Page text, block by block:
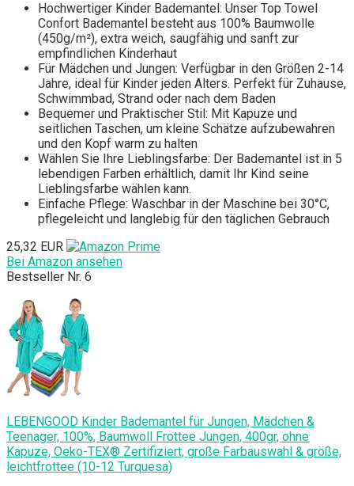
Hochwertiger Kinder Bademantel: Unser Top Towel
Confort Bademantel besteht aus 100% Baumwolle
(450g/m²), extra weich, saugfähig und sanft zur
empfindlichen Kinderhaut
Für Mädchen und Jungen: Verfügbar in den Größen 2-14
Jahre, ideal für Kinder jeden Alters. Perfekt für Zuhause,
Schwimmbad, Strand oder nach dem Baden
Bequemer und Praktischer Stil: Mit Kapuze und
seitlichen Taschen, um kleine Schätze aufzubewahren
und den Kopf warm zu halten
Wählen Sie Ihre Lieblingsfarbe: Der Bademantel ist in 5
lebendigen Farben erhältlich, damit Ihr Kind seine
Lieblingsfarbe wählen kann.
Einfache Pflege: Waschbar in der Maschine bei 30°C,
pflegeleicht und langlebig für den täglichen Gebrauch
25,32 EUR
Bei Amazon ansehen
Bestseller Nr. 6
LEBENGOOD Kinder Bademantel für Jungen, Mädchen &
Teenager, 100%, Baumwoll Frottee Jungen, 400gr, ohne
Kapuze, Oeko-TEX® Zertifiziert, große Farbauswahl & größe,
leichtfrottee (10-12 Turquesa)